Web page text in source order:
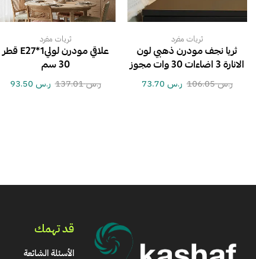
ثريات مفرد
ثريا نجف مودرن ذهبي لون
الانارة 3 اضاءات 30 وات مجوز
ر.س106.05 ر.س
ثريات مفرد
علاقي مودرن لوليE27*1 قطر
30 سم
ر.س137.01 ر.س
قد تهمك
الأسئلة الشائعة